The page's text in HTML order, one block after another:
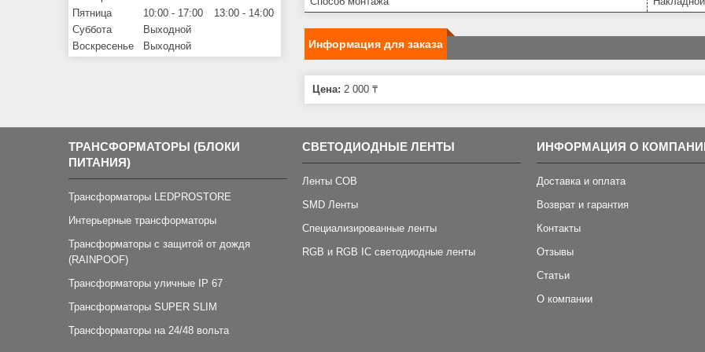
Информация для заказа
Цена: 2 000 ₸
Пятница
10:00 17:00 13:00
14:00
Суббота
Выходной
Воскресенье
Выходной
ТРАНСФОРМАТОРЫ (БЛОКИ
ПИТАНИЯ)
Трансформаторы LEDPROSTORE
Интерьерные трансформаторы
Трансформаторы с защитой от дождя
(RAINPOOF)
Трансформаторы уличные IP 67
Трансформаторы SUPER SLIM
Трансформаторы на 24/48 вольта
СВЕТОДИОДНЫЕ ЛЕНТЫ
Ленты COB
SMD Ленты
Специализированные ленты
RGB и RGB IC светодиодные ленты
ИНФОРМАЦИЯ О
Доставка и оплата
Возврат и гарантия
Контакты
Отзывы
Статьи
О компании